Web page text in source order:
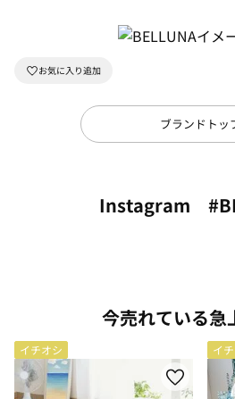
ブランドトッ
Instagram
今売れている急
イチオシ イ